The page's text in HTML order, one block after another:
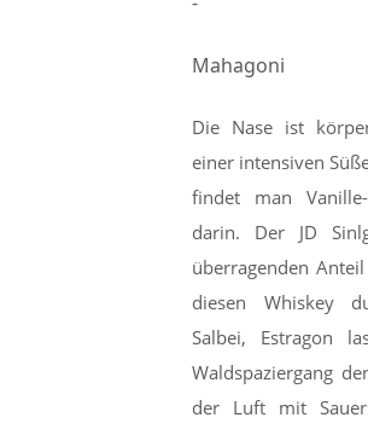
Mahagoni
Die Nase ist
einer intensiven
findet man
darin. Der JD
überragenden
diesen Whiskey
Salbei, Estragon
Waldspaziergang
der Luft mit